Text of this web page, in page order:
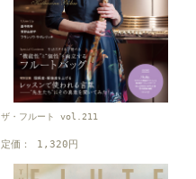
ザ・フルート vol.211
定価： 1,320円